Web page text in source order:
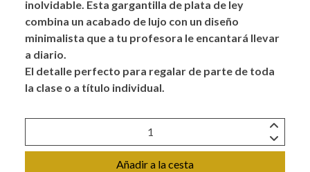
inolvidable. Esta gargantilla de plata de ley
combina un acabado de lujo con un diseño
minimalista que a tu profesora le encantará llevar
a diario.
El detalle perfecto para regalar de parte de toda
la clase o a título individual.
Añadir a la cesta